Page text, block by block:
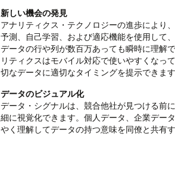
新しい機会の発見
アナリティクス・テクノロジーの進歩により
予測、自己学習、および適応機能を使用して
データの行や列が数百万あっても瞬時に理解
リティクスはモバイル対応で使いやすくなっ
切なデータに適切なタイミングを提示できます
データのビジュアル化
データ・シグナルは、競合他社が見つける前
細に視覚化できます。個人データ、企業デー
やく理解してデータの持つ意味を同僚と共有